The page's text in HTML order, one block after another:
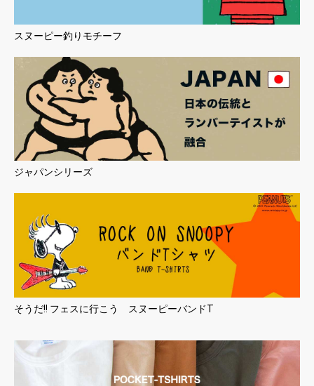
スヌーピー釣りモチーフ
ジャパンシリーズ
そうだ!! フェスに行こう スヌーピーバンドT